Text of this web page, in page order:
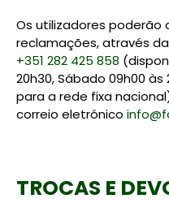
Os utilizadores poderão
reclamações, através
+351 282 425 858
20h30, Sábado 09h00
para a rede fixa
correio eletrónico
TROCAS E